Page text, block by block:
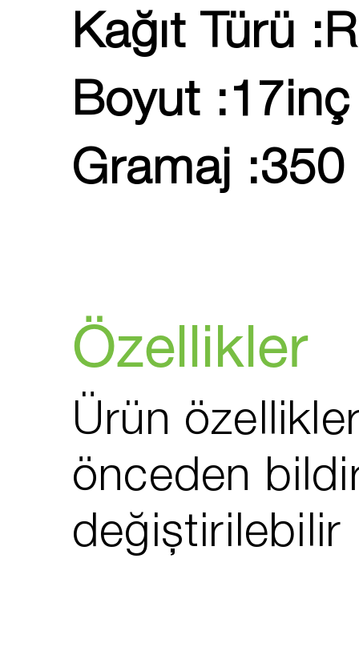
Kağıt Türü
Boyut
Gramaj :350
Özellikler
Ürün
önceden
değiştirilebilir